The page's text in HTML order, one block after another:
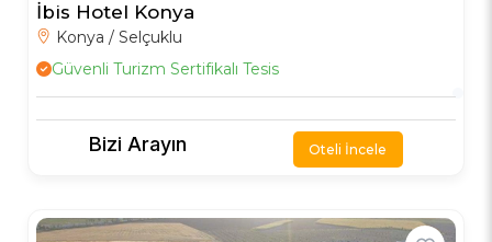
İbis Hotel Konya
Konya / Selçuklu
Güvenli Turizm Sertifikalı Tesis
Bizi Arayın Oteli İncele